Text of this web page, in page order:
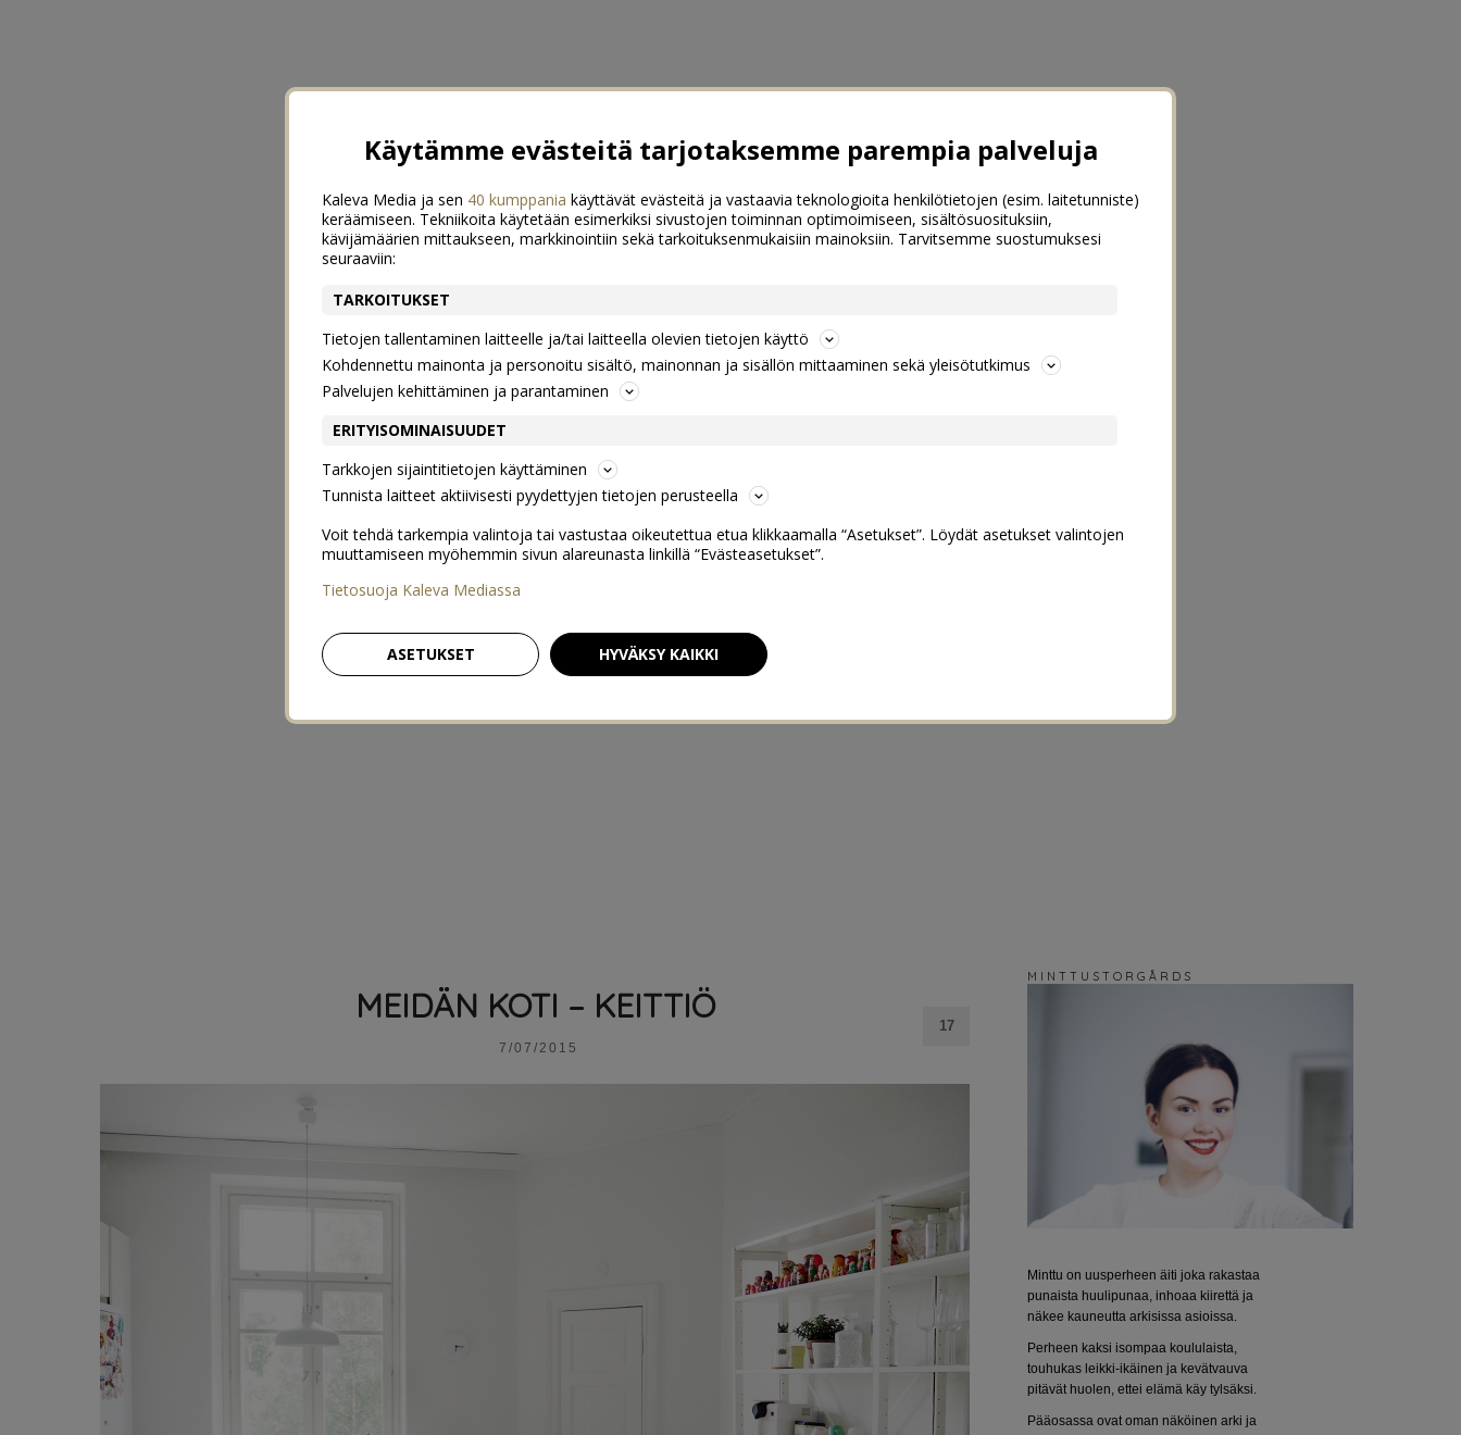
MEIDÄN KOTI – KEITTIÖ
7/07/2015
17
M I N T T U S T O R G Å R D S
Minttu on uusperheen äiti joka rakastaa
punaista huulipunaa, inhoaa kiirettä ja
näkee kauneutta arkisissa asioissa.
Perheen kaksi isompaa koululaista,
touhukas leikki-ikäinen ja kevätvauva
pitävät huolen, ettei elämä käy tylsäksi.
Pääosassa ovat oman näköinen arki ja
Käytämme evästeitä tarjotaksemme parempia palveluja
Kaleva Media ja sen 40 kumppania käyttävät evästeitä ja vastaavia teknologioita henkilötietojen (esim. laitetunniste)
keräämiseen. Tekniikoita käytetään esimerkiksi sivustojen toiminnan optimoimiseen, sisältösuosituksiin,
kävijämäärien mittaukseen, markkinointiin sekä tarkoituksenmukaisiin mainoksiin. Tarvitsemme suostumuksesi
seuraaviin:
TARKOITUKSET
Tietojen tallentaminen laitteelle ja/tai laitteella olevien tietojen käyttö
Kohdennettu mainonta ja personoitu sisältö, mainonnan ja sisällön mittaaminen sekä yleisötutkimus
Palvelujen kehittäminen ja parantaminen
ERITYISOMINAISUUDET
Tarkkojen sijaintitietojen käyttäminen
Tunnista laitteet aktiivisesti pyydettyjen tietojen perusteella
Voit tehdä tarkempia valintoja tai vastustaa oikeutettua etua klikkaamalla “Asetukset”. Löydät asetukset valintojen
muuttamiseen myöhemmin sivun alareunasta linkillä “Evästeasetukset”.
Tietosuoja Kaleva Mediassa
ASETUKSET HYVÄKSY KAIKKI